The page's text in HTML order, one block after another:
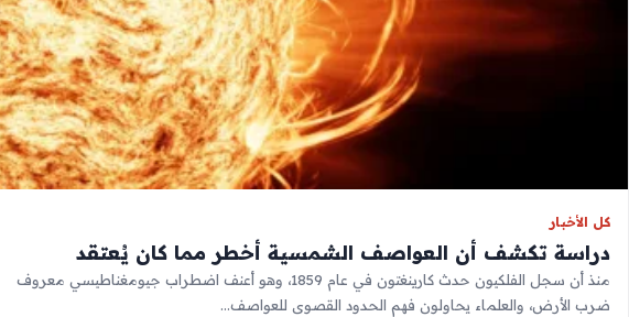
كل الأخبار
دراسة تكشف أن العواصف الشمسية أخطر مما كان يُعتقد
منذ أن سجل الفلكيون حدث كارينغتون في عام 1859، وهو أعنف اضطراب جيومغناطيسي معروف
ضرب الأرض، والعلماء يحاولون فهم الحدود القصوى للعواصف…